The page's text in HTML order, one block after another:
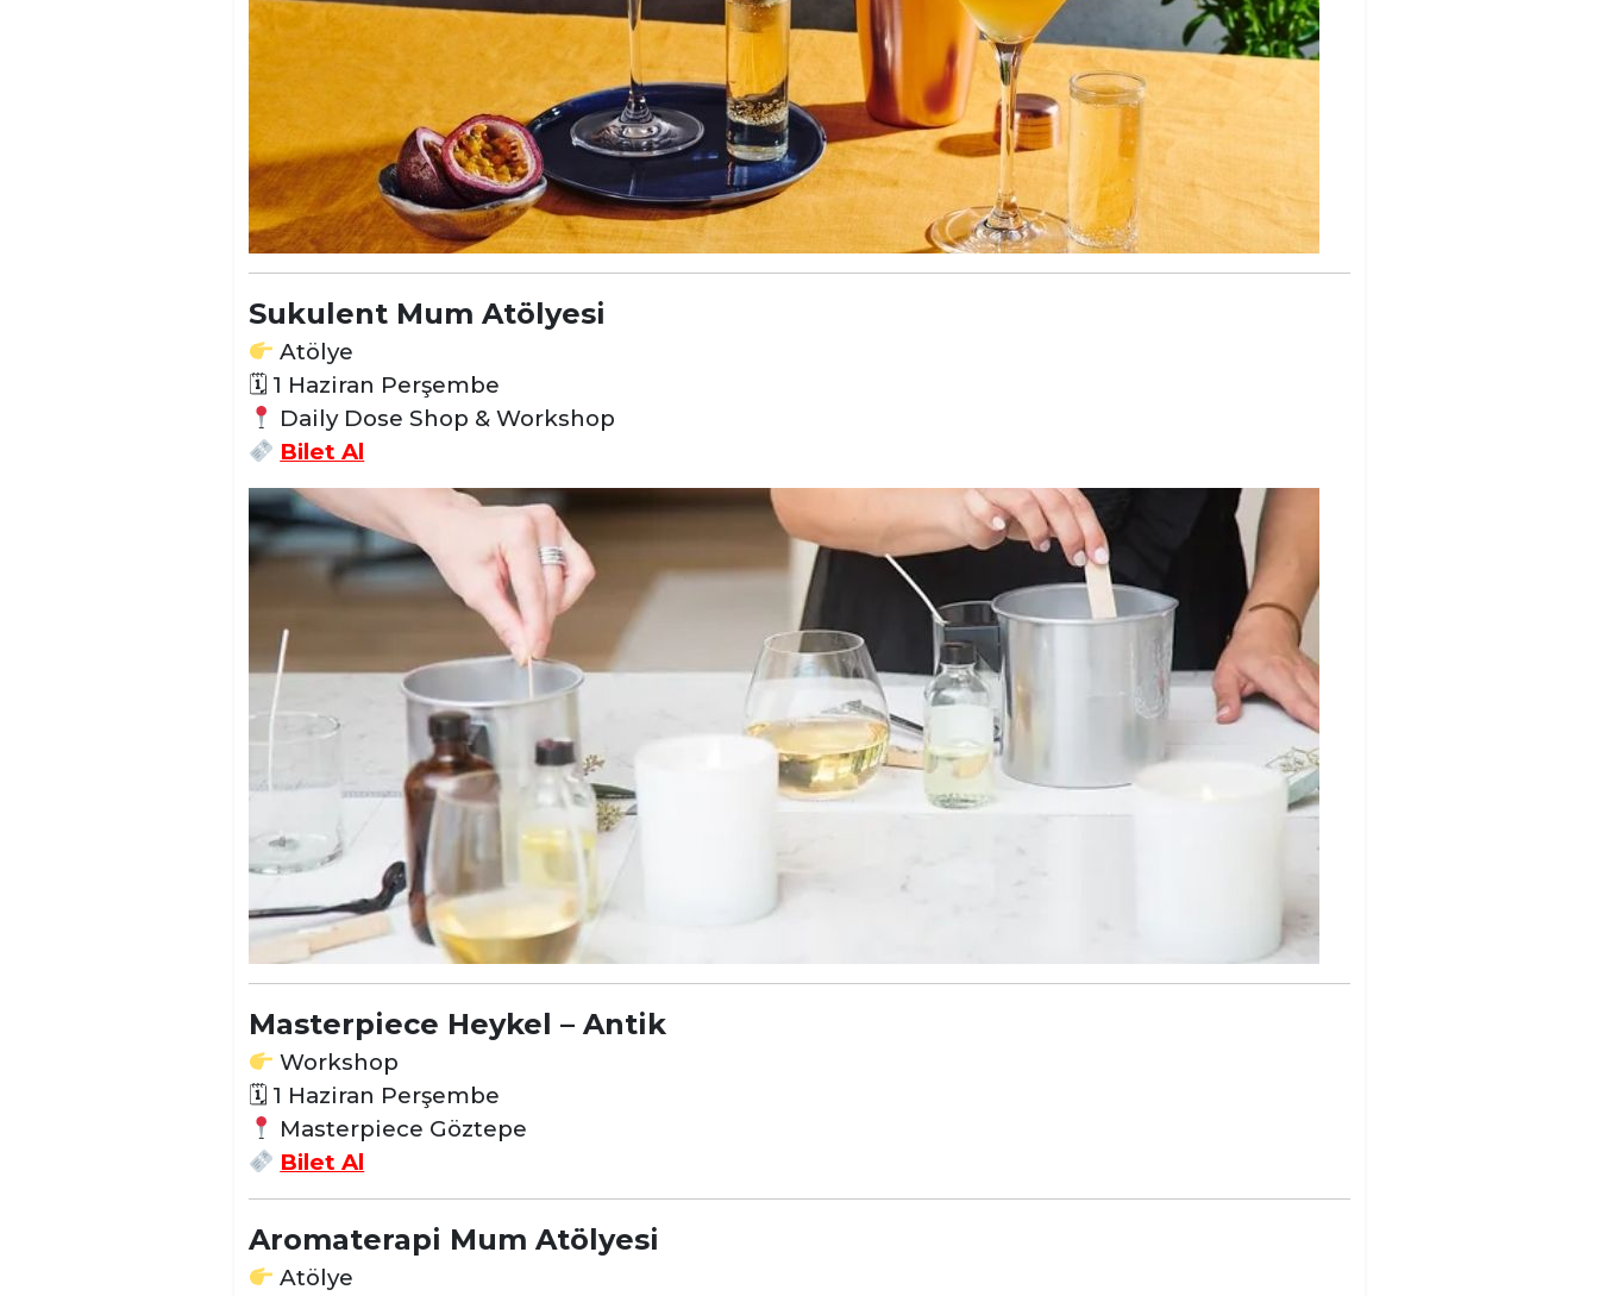
Sukulent Mum Atölyesi
Atölye
🗓 1 Haziran Perşembe
Daily Dose Shop & Workshop
Bilet Al
Masterpiece Heykel – Antik
Workshop
🗓 1 Haziran Perşembe
Masterpiece Göztepe
Bilet Al
Aromaterapi Mum Atölyesi
Atölye